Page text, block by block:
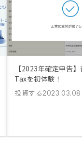
【2023年確定申告
Taxを初体験！
投資する2023.03.08